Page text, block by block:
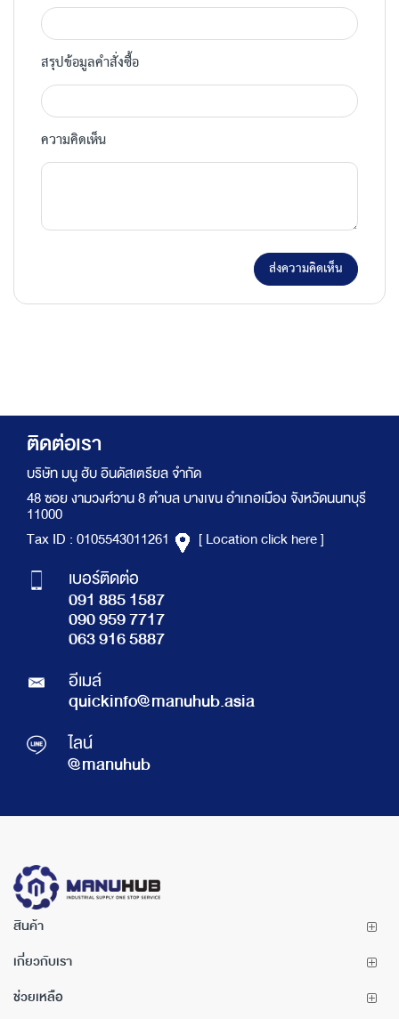
สรุปข้อมูลคำสั่งซื้อ
ความคิดเห็น
ส่งความคิดเห็น
ติดต่อเรา
บริษัท มนู ฮับ อินดัสเตรียล จำกัด
48 ซอย งามวงศ์วาน 8 ตำบล บางเขน อำเภอเมือง จังหวัดนนทบุรี
11000
Tax ID : 0105543011261
[ Location click here ]
เบอร์ติดต่อ
091 885 1587
090 959 7717
063 916 5887
อีเมล์
quickinfo@manuhub.asia
ไลน์
@manuhub
สินค้า
เกี่ยวกับเรา
ช่วยเหลือ